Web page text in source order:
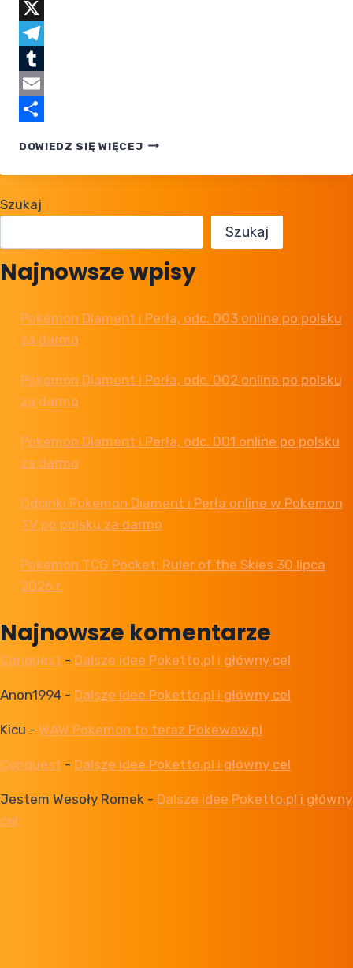
Facebook
X
Telegram
Tumblr
Email
DOWIEDZ SIĘ WIĘCEJMEGA
MEGA
Z-
Szukaj
Szukaj
Najnowsze wpisy
Pokémon Diament i Perła, odc. 003 online po polsku
za darmo
Pokemon Diament i Perła, odc. 002 online po polsku
za darmo
Pokemon Diament i Perła, odc. 001 online po polsku
za darmo
Odcinki Pokemon Diament i Perła online w Pokemon
TV po polsku za darmo
Pokemon TCG Pocket: Ruler of the Skies 30 lipca
2026 r.
Najnowsze komentarze
Conquest - Dalsze idee Poketto.pl i główny cel
Anon1994 - Dalsze idee Poketto.pl i główny cel
Kicu - WAW Pokemon to teraz Pokewaw.pl
Conquest - Dalsze idee Poketto.pl i główny cel
Jestem Wesoły Romek - Dalsze idee Poketto.pl i główny
cel